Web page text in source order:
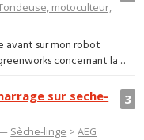
motoculteur,
avant sur mon robot
concernant la ...
3
sur seche-
Sèche-linge >AEG